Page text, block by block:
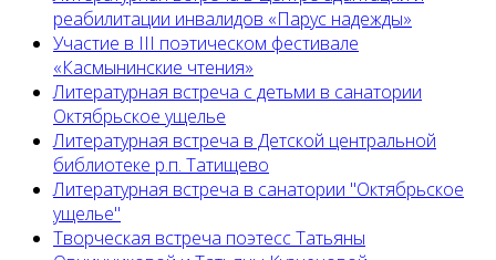
реабилитации инвалидов «Парус надежды»
Участие в III поэтическом фестивале
«Касмынинские чтения»
Литературная встреча с детьми в санатории
Октябрьское ущелье
Литературная встреча в Детской центральной
библиотеке р.п. Татищево
Литературная встреча в санатории "Октябрьское
ущелье"
Творческая встреча поэтесс Татьяны